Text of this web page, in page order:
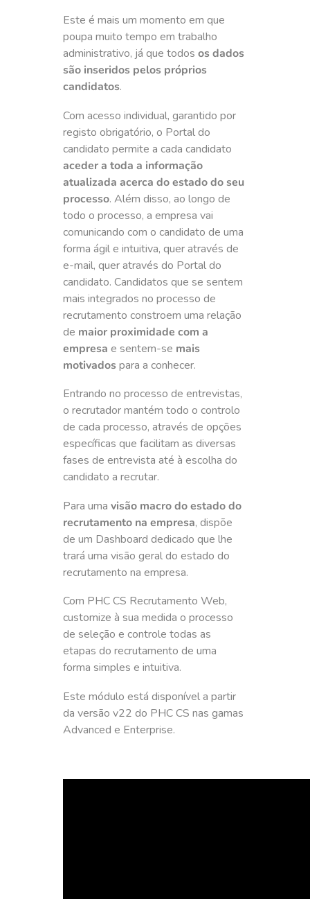
Este é mais um momento em que
poupa muito tempo em trabalho
administrativo, já que todosos dados
são inseridos pelos próprios
candidatos.
Com acesso individual, garantido por
registo obrigatório, o Portal do
candidato permite a cada candidato
aceder a toda a informação
atualizada acerca do estado do seu
processo. Além disso, ao longo de
todo o processo, a empresa vai
comunicando com o candidato de uma
forma ágil e intuitiva, quer através de
e-mail, quer através do Portal do
candidato. Candidatos que se sentem
mais integrados no processo de
recrutamento constroem uma relação
de maior proximidade com a
empresa e sentem-se mais
motivadospara a conhecer.
Entrando no processo de entrevistas,
o recrutador mantém todo o controlo
de cada processo, através de opções
específicas que facilitam as diversas
fases de entrevista até à escolha do
candidato a recrutar.
Para umavisão macro do estado do
recrutamento na empresa, dispõe
de um Dashboard dedicado que lhe
trará uma visão geral do estado do
recrutamento na empresa.
Com PHC CS Recrutamento Web,
customize à sua medida o processo
de seleção e controle todas as
etapas do recrutamento de uma
forma simples e intuitiva.
Este módulo está disponível a partir
da versão v22 do PHC CS nas gamas
Advanced e Enterprise.